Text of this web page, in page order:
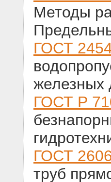
Методы
ГОСТ
железных
ГОСТ Р
ГОСТ
труб